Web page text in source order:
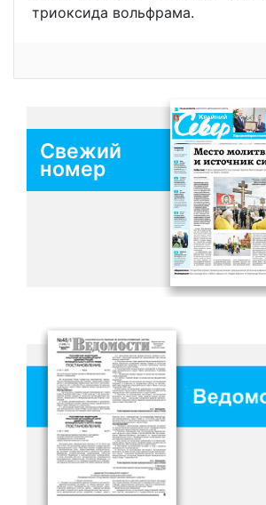
триоксида вольфрама.
Свежий
номер